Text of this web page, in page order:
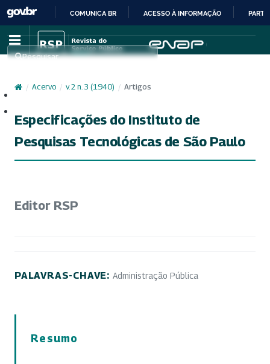
IR
PARA
CONTEÚDO
COMUNICA BR ACESSO À INFORMAÇÃO
Pesquisar
/ Acervo / v. 2 n. 3 (1940) / Artigos
Especificações do Instituto de
Pesquisas Tecnológicas de São Paulo
Editor RSP
PALAVRAS-CHAVE: Administração Pública
Resumo